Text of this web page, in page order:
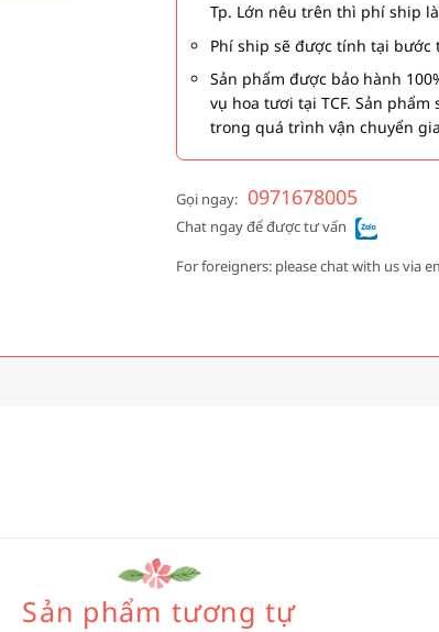
Tp. Lớn nêu trên thì phí ship là
Phí ship sẽ được tính tại
Sản phẩm được bảo hành
vụ hoa tươi tại TCF. Sản
trong quá trình vận chuyển
Gọi ngay: 0971678005
Chat ngay để được tư vấn
For foreigners: please chat with us via
Sản phẩm tương tự